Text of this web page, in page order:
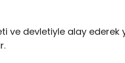
ve devletiyle alay ederek